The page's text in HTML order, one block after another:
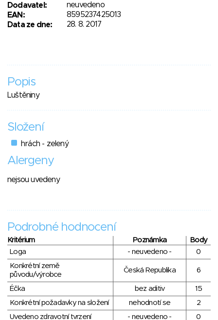
Dodavatel:
neuvedeno
EAN:
8595237425013
Data ze dne:
28. 8. 2017
Popis
Luštěniny
Složení
hrách - zelený
Alergeny
nejsou uvedeny
Podrobné hodnocení
Kritérium Poznámka
Body
Loga
- neuvedeno -
0
Konkrétní země
původu/výrobce
Česká Republika 6
Éčka bez aditiv
15
Konkrétní požadavky na složení
nehodnotí se
2
Uvedeno zdravotní tvrzení
- neuvedeno - 0